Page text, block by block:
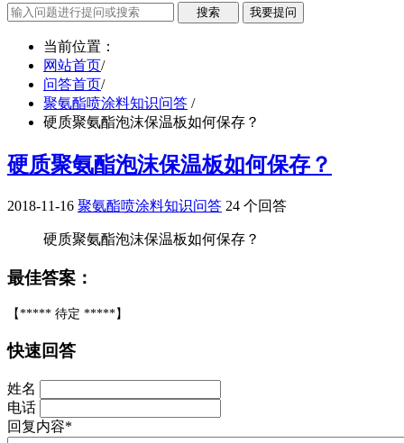
当前位置 ：
网站首页/
问答首页/
聚氨酯喷涂料知识问答 /
硬质聚氨酯泡沫保温板如何保存？
硬质聚氨酯泡沫保温板如何保存？
2018-11-16 聚氨酯喷涂料知识问答 24 个回答
硬质聚氨酯泡沫保温板如何保存？
最佳答案：
【***** 待定 *****】
快速回答
姓名
电话
回复内容*